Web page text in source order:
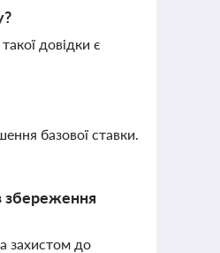
довідки є
базової ставки.
збереження
захистом до